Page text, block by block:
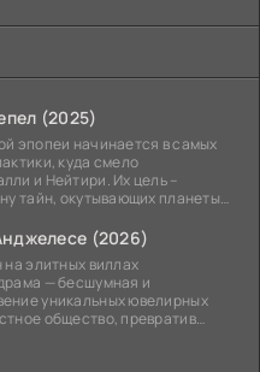
(2025)
эпопеи начинается в самых
куда смело
и Нейтири. Их цель –
тайн, окутывающих планеты
(2026)
элитных виллах
— бесшумная и
уникальных ювелирных
общество, превратив